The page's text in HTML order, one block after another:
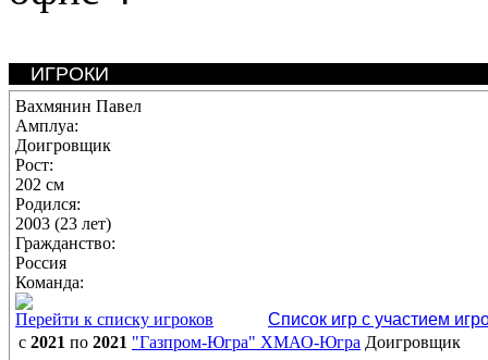
ИГРОКИ
Вахмянин Павел
Амплуа:
Доигровщик
Рост:
202 см
Родился:
2003 (23 лет)
Гражданство:
Россия
Команда:
Перейти к списку игроков
Список игр с участием
с 2021 по 2021 "Газпром-Югра" ХМАО-Югра Доигровщик